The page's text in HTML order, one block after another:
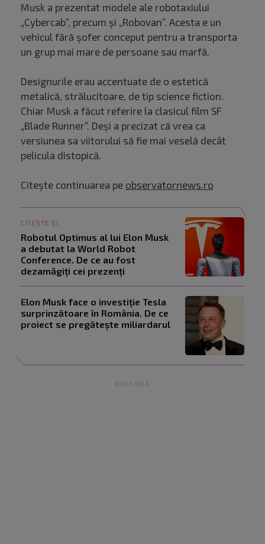
Musk a prezentat modele ale robotaxiului
„Cybercab”, precum și „Robovan”. Acesta e un
vehicul fără șofer conceput pentru a transporta
un grup mai mare de persoane sau marfă.
Designurile erau accentuate de o estetică
metalică, strălucitoare, de tip science fiction.
Chiar Musk a făcut referire la clasicul film SF
„Blade Runner”. Deși a precizat că vrea ca
versiunea sa viitorului să fie mai veselă decât
pelicula distopică.
Citește continuarea pe observatornews.ro
CITEȘTE ȘI
Robotul Optimus al lui Elon Musk
a debutat la World Robot
Conference. De ce au fost
dezamăgiți cei prezenți
Elon Musk face o investiție Tesla
surprinzătoare în România. De ce
proiect se pregătește miliardarul
RECLAMĂ